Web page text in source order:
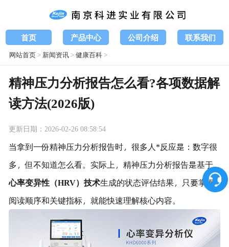
首页 产品中心 公司介绍 联系我们
网站首页> 新闻资讯>健康百科>
精神压力分析报告怎么看?各项数据解
读方法(2026版)
更新日期：2026-02-26 08:58:54
当拿到一份精神压力分析报告时，很多人*反应是：数字很
多，但不知道怎么看。实际上，精神压力分析报告是基于
心率变异性（HRV）技术生成的状态评估结果，只要掌握
阅读顺序和关键指标，就能快速理解核心内容。